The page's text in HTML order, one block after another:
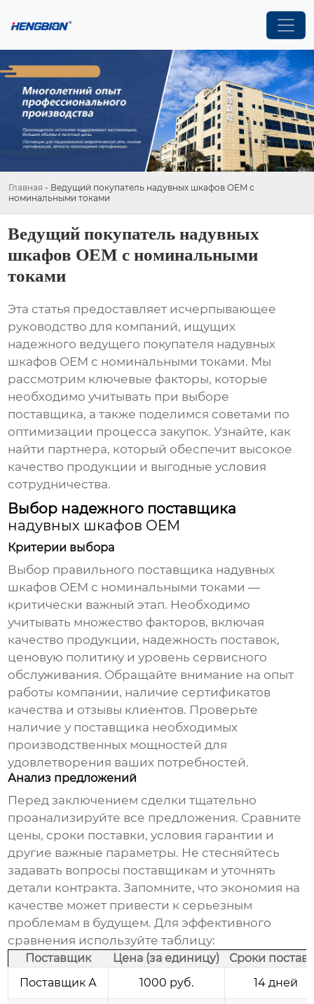
Главная - Ведущий покупатель надувных шкафов OEM с
номинальными токами
Ведущий покупатель надувных
шкафов OEM с номинальными
токами
Эта статья предоставляет исчерпывающее
руководство для компаний, ищущих
надежного ведущего покупателя надувных
шкафов OEM с номинальными токами. Мы
рассмотрим ключевые факторы, которые
необходимо учитывать при выборе
поставщика, а также поделимся советами по
оптимизации процесса закупок. Узнайте, как
найти партнера, который обеспечит высокое
качество продукции и выгодные условия
сотрудничества.
Выбор надежного поставщика
надувных шкафов OEM
Критерии выбора
Выбор правильного поставщика надувных
шкафов OEM с номинальными токами —
критически важный этап. Необходимо
учитывать множество факторов, включая
качество продукции, надежность поставок,
ценовую политику и уровень сервисного
обслуживания. Обращайте внимание на опыт
работы компании, наличие сертификатов
качества и отзывы клиентов. Проверьте
наличие у поставщика необходимых
производственных мощностей для
удовлетворения ваших потребностей.
Анализ предложений
Перед заключением сделки тщательно
проанализируйте все предложения. Сравните
цены, сроки поставки, условия гарантии и
другие важные параметры. Не стесняйтесь
задавать вопросы поставщикам и уточнять
детали контракта. Запомните, что экономия на
качестве может привести к серьезным
проблемам в будущем. Для эффективного
сравнения используйте таблицу:
Поставщик Цена (за единицу)
Сроки
Поставщик А
1000 руб. 14 дней